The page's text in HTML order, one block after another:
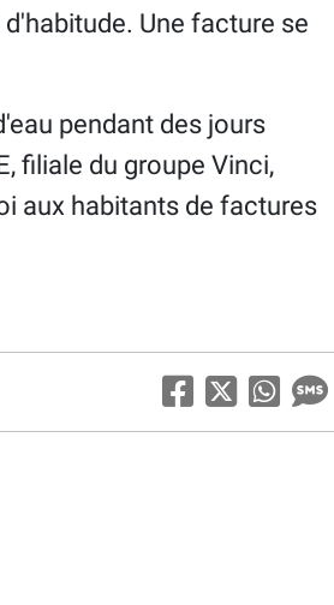
Une facture se
pendant des jours
filiale du groupe Vinci,
aux habitants de factures